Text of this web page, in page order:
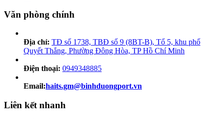
Văn phòng chính
Địa chỉ: TĐ số 1738, TBĐ số 9 (8BT-B), Tổ 5, khu phố
Quyết Thắng, Phường Đông Hòa, TP Hồ Chí Minh
Điện thoại: 0949348885
Email:haits.gm@binhduongport.vn
Liên kết nhanh